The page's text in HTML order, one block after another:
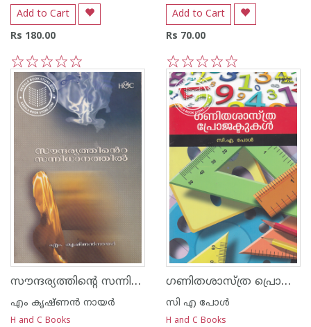
Add to Cart
Rs 180.00
5
4
3
2
1
Add to Cart
Rs 70.00
5
4
3
2
1
സൗന്ദര്യത്തിന്റെ സന്നിധാനത്തില്‍
എം കൃഷ്ണന്‍ നായര്‍
H and C Books
ഗണിതശാസ്ത്ര പ്രൊജക്ടുകള്‍
സി എ പോള്‍
H and C Books